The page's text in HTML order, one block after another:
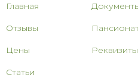
Главная
Отзывы
Цены Реквизиты
Статьи